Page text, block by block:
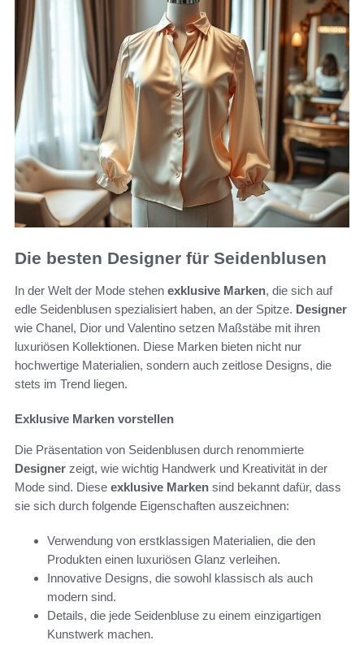
Die besten Designer für Seidenblusen
In der Welt der Mode stehen exklusive Marken, die sich auf
edle Seidenblusen spezialisiert haben, an der Spitze. Designer
wie Chanel, Dior und Valentino setzen Maßstäbe mit ihren
luxuriösen Kollektionen. Diese Marken bieten nicht nur
hochwertige Materialien, sondern auch zeitlose Designs, die
stets im Trend liegen.
Exklusive Marken vorstellen
Die Präsentation von Seidenblusen durch renommierte
Designer zeigt, wie wichtig Handwerk und Kreativität in der
Mode sind. Diese exklusive Marken sind bekannt dafür, dass
sie sich durch folgende Eigenschaften auszeichnen:
Verwendung von erstklassigen Materialien, die den
Produkten einen luxuriösen Glanz verleihen.
Innovative Designs, die sowohl klassisch als auch
modern sind.
Details, die jede Seidenbluse zu einem einzigartigen
Kunstwerk machen.